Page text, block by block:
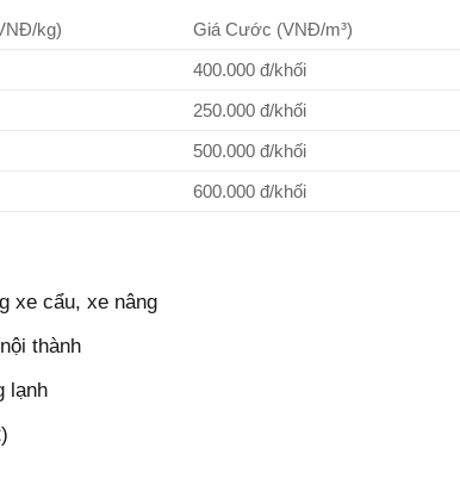
kg)
Giá Cước (VNĐ/m³)
400.000 đ/khối
250.000 đ/khối
500.000 đ/khối
600.000 đ/khối
xe cẩu, xe nâng
thành
lạnh